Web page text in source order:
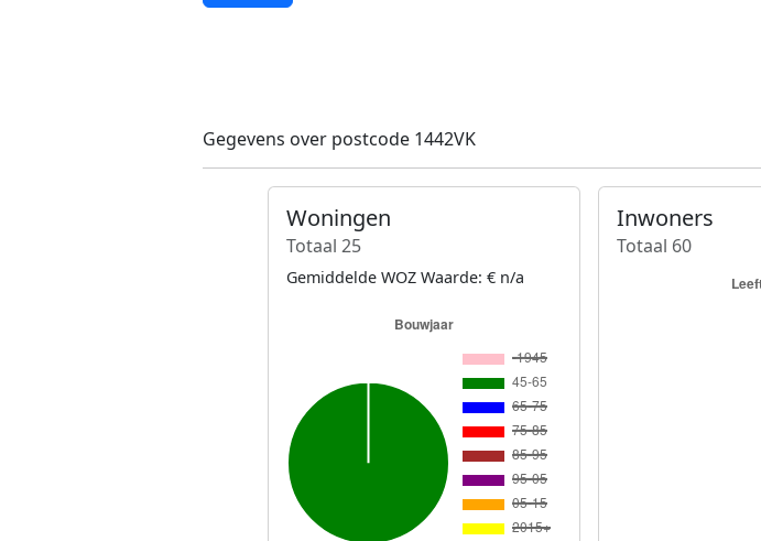
Gegevens over postcode 1442VK
Woningen
Totaal 25
Gemiddelde WOZ Waarde: € n/a
Inwoners
Totaal 60